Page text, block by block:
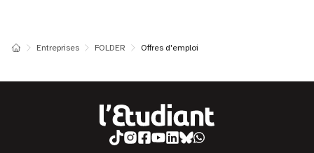
Entreprises FOLDER Offres d'emploi